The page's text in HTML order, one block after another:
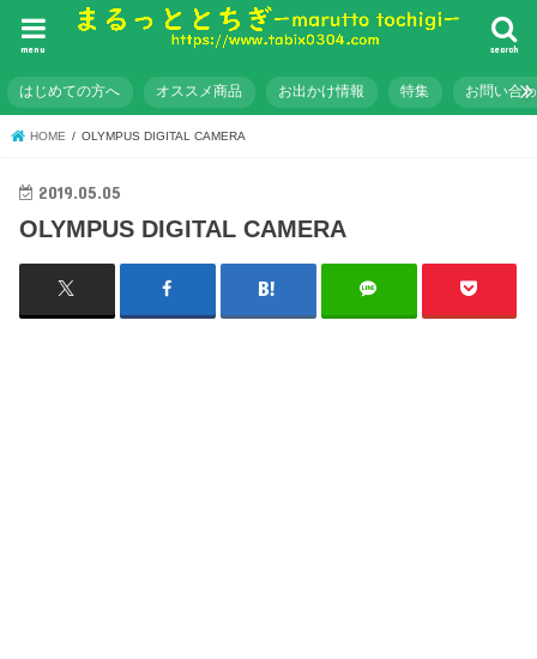
search
menu
はじめての方へ オススメ商品 お出かけ情報 特集 お問い合
HOME OLYMPUS DIGITAL CAMERA
2019.05.05
OLYMPUS DIGITAL CAMERA